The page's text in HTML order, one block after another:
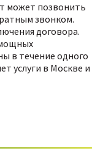
может позвонить
звонком.
договора.
в течение одного
услуги в Москве и